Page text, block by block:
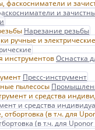
и
Нарезание резьбы
Оснастка
Пресс-инструмент
и средства
(в т.ч. для Uponor